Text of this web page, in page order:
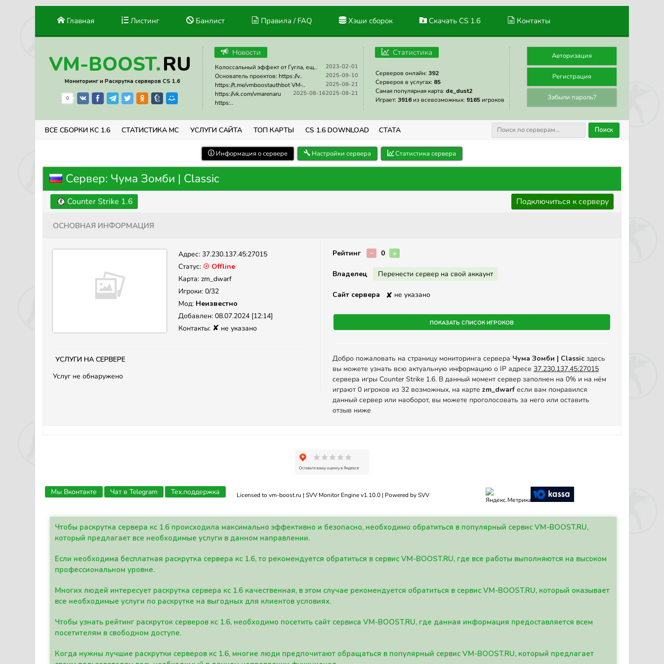
Главная Листинг Банлист Правила / FAQ Хэши сборок Скачать CS 1.6 Контакты
VM-BOOST.RU
Мониторинг и Раскрутка серверов CS 1.6
0
Новости
2023-02-01
Колоссальный эффект от Гугла, ещ..
2025-09-10
Основатель проектов: https://v..
2025-08-21
https://t.me/vmboostauthbot VM-..
2025-08-21
2025-08-16
https://vk.com/vmarenaru
https:..
Статистика
Серверов онлайн: 392
Серверов в услугах: 85
Самая популярная карта: de_dust2
Играет: 3916 из всевозможных: 9165 игроков
Авторизация
Регистрация
Забыли пароль?
ВСЕ СБОРКИ КС 1.6 СТАТИСТИКА МС УСЛУГИ САЙТА ТОП КАРТЫ CS 1.6 DOWNLOAD СТАТА Поиск
Информация о сервере Настройки сервера Статистика сервера
Сервер: Чума Зомби | Classic
Counter Strike 1.6 Подключиться к серверу
Основная информация
Адрес: 37.230.137.45:27015
Статус: ☉ Offline
Карта: zm_dwarf
Игроки: 0/32
Мод: Неизвестно
Добавлен: 08.07.2024 [12:14]
Контакты: ✘ не указано
Услуги на сервере
Услуг не обнаружено
Рейтинг − 0 +
Владелец Перенести сервер на свой аккаунт
Сайт сервера ✘ не указано
Показать список игроков
Добро пожаловать на страницу мониторинга сервера Чума Зомби | Classic здесь
вы можете узнать всю актуальную информацию о IP адресе 37.230.137.45:27015
сервера игры Counter Strike 1.6. В данный момент сервер заполнен на 0% и на нём
играют 0 игроков из 32 возможных, на карте zm_dwarf если вам понравился
данный сервер или наоборот, вы можете проголосовать за него или оставить
отзыв ниже
Licensed to vm-boost.ru | SVV Monitor Engine v1.10.0 | Powered by SVV
Мы Вконтакте Чат в Telegram Тех.поддержка
Чтобы раскрутка сервера кс 1.6 происходила максимально эффективно и безопасно, необходимо обратиться в популярный сервис VM-BOOST.RU,
который предлагает все необходимые услуги в данном направлении.
Если необходима бесплатная раскрутка сервера кс 1.6, то рекомендуется обратиться в сервис VM-BOOST.RU, где все работы выполняются на высоком
профессиональном уровне.
Многих людей интересует раскрутка сервера кс 1.6 качественная, в этом случае рекомендуется обратиться в сервис VM-BOOST.RU, который оказывает
все необходимые услуги по раскрутке на выгодных для клиентов условиях.
Чтобы узнать рейтинг раскруток серверов кс 1.6, необходимо посетить сайт сервиса VM-BOOST.RU, где данная информация предоставляется всем
посетителям в свободном доступе.
Когда нужны лучшие раскрутки серверов кс 1.6, многие люди предпочитают обращаться в популярный сервис VM-BOOST.RU, который предлагает